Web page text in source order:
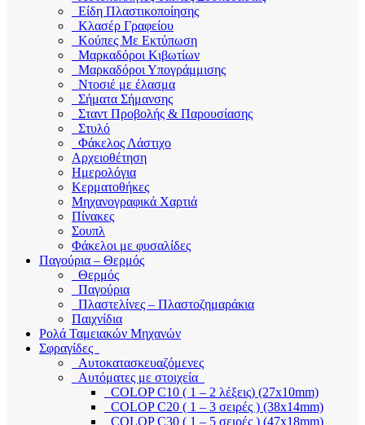
Είδη Πλαστικοποίησης
Κλασέρ Γραφείου
Κούπες Με Εκτύπωση
Μαρκαδόροι Κιβωτίων
Μαρκαδόροι Υπογράμμισης
Ντοσιέ με έλασμα
Σήματα Σήμανσης
Σταντ Προβολής & Παρουσίασης
Στυλό
Φάκελος Λάστιχο
Αρχειοθέτηση
Ημερολόγια
Κερματοθήκες
Μηχανογραφικά Χαρτιά
Πίνακες
Σουπλ
Φάκελοι με φυσαλίδες
Παγούρια – Θερμός
Θερμός
Παγούρια
Πλαστελίνες – Πλαστοζημαράκια
Παιχνίδια
Ρολά Ταμειακών Μηχανών
Σφραγίδες
Αυτοκατασκευαζόμενες
Αυτόματες με στοιχεία
COLOP C10 ( 1 – 2 λέξεις) (27x10mm)
COLOP C20 ( 1 – 3 σειρές ) (38x14mm)
COLOP C30 ( 1 – 5 σειρές ) (47x18mm)